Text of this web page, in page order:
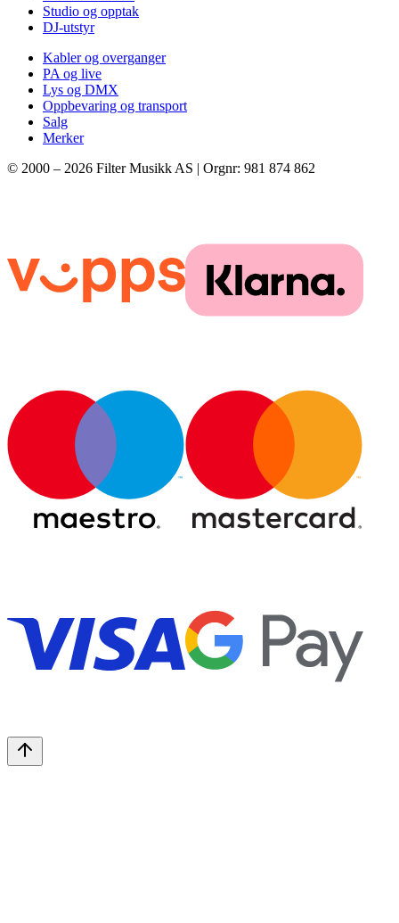
Studio og opptak
DJ-utstyr
Kabler og overganger
PA og live
Lys og DMX
Oppbevaring og transport
Salg
Merker
© 2000 – 2026 Filter Musikk AS | Orgnr: 981 874 862